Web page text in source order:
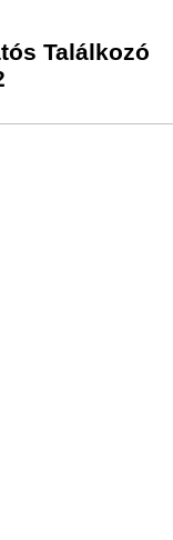
Találkozó